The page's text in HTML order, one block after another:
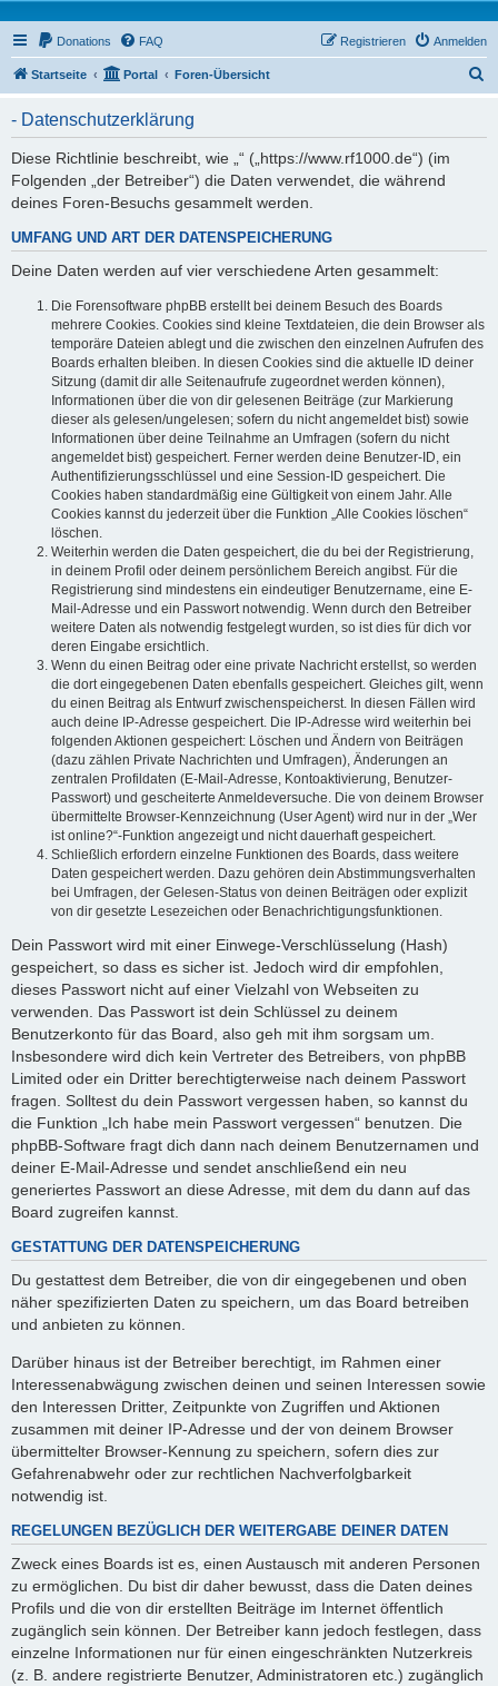
Donations FAQ Anmelden
Registrieren
Startseite Portal Foren-Übersicht
- Datenschutzerklärung
Diese Richtlinie beschreibt, wie „“ („https://www.rf1000.de“) (im
Folgenden „der Betreiber“) die Daten verwendet, die während
deines Foren-Besuchs gesammelt werden.
UMFANG UND ART DER DATENSPEICHERUNG
Deine Daten werden auf vier verschiedene Arten gesammelt:
Die Forensoftware phpBB erstellt bei deinem Besuch des Boards
mehrere Cookies. Cookies sind kleine Textdateien, die dein Browser als
temporäre Dateien ablegt und die zwischen den einzelnen Aufrufen des
Boards erhalten bleiben. In diesen Cookies sind die aktuelle ID deiner
Sitzung (damit dir alle Seitenaufrufe zugeordnet werden können),
Informationen über die von dir gelesenen Beiträge (zur Markierung
dieser als gelesen/ungelesen; sofern du nicht angemeldet bist) sowie
Informationen über deine Teilnahme an Umfragen (sofern du nicht
angemeldet bist) gespeichert. Ferner werden deine Benutzer-ID, ein
Authentifizierungsschlüssel und eine Session-ID gespeichert. Die
Cookies haben standardmäßig eine Gültigkeit von einem Jahr. Alle
Cookies kannst du jederzeit über die Funktion „Alle Cookies löschen“
löschen.
Weiterhin werden die Daten gespeichert, die du bei der Registrierung,
in deinem Profil oder deinem persönlichem Bereich angibst. Für die
Registrierung sind mindestens ein eindeutiger Benutzername, eine E-
Mail-Adresse und ein Passwort notwendig. Wenn durch den Betreiber
weitere Daten als notwendig festgelegt wurden, so ist dies für dich vor
deren Eingabe ersichtlich.
Wenn du einen Beitrag oder eine private Nachricht erstellst, so werden
die dort eingegebenen Daten ebenfalls gespeichert. Gleiches gilt, wenn
du einen Beitrag als Entwurf zwischenspeicherst. In diesen Fällen wird
auch deine IP-Adresse gespeichert. Die IP-Adresse wird weiterhin bei
folgenden Aktionen gespeichert: Löschen und Ändern von Beiträgen
(dazu zählen Private Nachrichten und Umfragen), Änderungen an
zentralen Profildaten (E-Mail-Adresse, Kontoaktivierung, Benutzer-
Passwort) und gescheiterte Anmeldeversuche. Die von deinem Browser
übermittelte Browser-Kennzeichnung (User Agent) wird nur in der „Wer
ist online?“-Funktion angezeigt und nicht dauerhaft gespeichert.
Schließlich erfordern einzelne Funktionen des Boards, dass weitere
Daten gespeichert werden. Dazu gehören dein Abstimmungsverhalten
bei Umfragen, der Gelesen-Status von deinen Beiträgen oder explizit
von dir gesetzte Lesezeichen oder Benachrichtigungsfunktionen.
Dein Passwort wird mit einer Einwege-Verschlüsselung (Hash)
gespeichert, so dass es sicher ist. Jedoch wird dir empfohlen,
dieses Passwort nicht auf einer Vielzahl von Webseiten zu
verwenden. Das Passwort ist dein Schlüssel zu deinem
Benutzerkonto für das Board, also geh mit ihm sorgsam um.
Insbesondere wird dich kein Vertreter des Betreibers, von phpBB
Limited oder ein Dritter berechtigterweise nach deinem Passwort
fragen. Solltest du dein Passwort vergessen haben, so kannst du
die Funktion „Ich habe mein Passwort vergessen“ benutzen. Die
phpBB-Software fragt dich dann nach deinem Benutzernamen und
deiner E-Mail-Adresse und sendet anschließend ein neu
generiertes Passwort an diese Adresse, mit dem du dann auf das
Board zugreifen kannst.
GESTATTUNG DER DATENSPEICHERUNG
Du gestattest dem Betreiber, die von dir eingegebenen und oben
näher spezifizierten Daten zu speichern, um das Board betreiben
und anbieten zu können.
Darüber hinaus ist der Betreiber berechtigt, im Rahmen einer
Interessenabwägung zwischen deinen und seinen Interessen sowie
den Interessen Dritter, Zeitpunkte von Zugriffen und Aktionen
zusammen mit deiner IP-Adresse und der von deinem Browser
übermittelter Browser-Kennung zu speichern, sofern dies zur
Gefahrenabwehr oder zur rechtlichen Nachverfolgbarkeit
notwendig ist.
REGELUNGEN BEZÜGLICH DER WEITERGABE DEINER DATEN
Zweck eines Boards ist es, einen Austausch mit anderen Personen
zu ermöglichen. Du bist dir daher bewusst, dass die Daten deines
Profils und die von dir erstellten Beiträge im Internet öffentlich
zugänglich sein können. Der Betreiber kann jedoch festlegen, dass
einzelne Informationen nur für einen eingeschränkten Nutzerkreis
(z. B. andere registrierte Benutzer, Administratoren etc.) zugänglich